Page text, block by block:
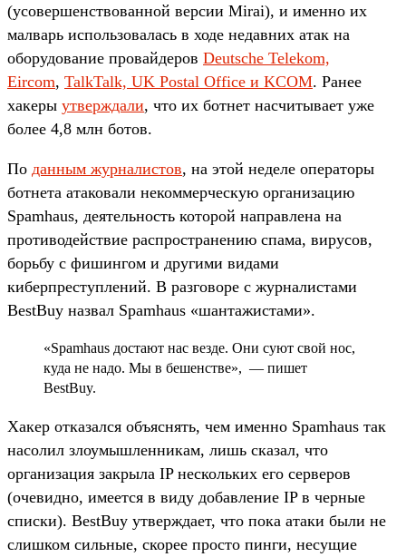
(усовершенствованной версии Mirai), и именно их
малварь использовалась в ходе недавних атак на
оборудование провайдеров Deutsche Telekom,
Eircom, TalkTalk, UK Postal Office и KCOM. Ранее
хакеры утверждали, что их ботнет насчитывает уже
более 4,8 млн ботов.
По данным журналистов, на этой неделе операторы
ботнета атаковали некоммерческую организацию
Spamhaus, деятельность которой направлена на
противодействие распространению спама, вирусов,
борьбу с фишингом и другими видами
киберпреступлений. В разговоре с журналистами
BestBuy назвал Spamhaus «шантажистами».
«Spamhaus достают нас везде. Они суют свой нос,
куда не надо. Мы в бешенстве», — пишет
BestBuy.
Хакер отказался объяснять, чем именно Spamhaus так
насолил злоумышленникам, лишь сказал, что
организация закрыла IP нескольких его серверов
(очевидно, имеется в виду добавление IP в черные
списки). BestBuy утверждает, что пока атаки были не
слишком сильные, скорее просто пинги, несущие